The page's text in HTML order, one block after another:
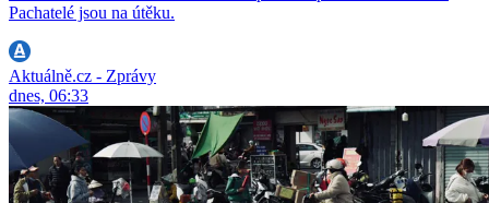
Pachatelé jsou na útěku.
Aktuálně.cz - Zprávy
dnes, 06:33